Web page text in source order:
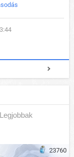
Legjobbak
23760